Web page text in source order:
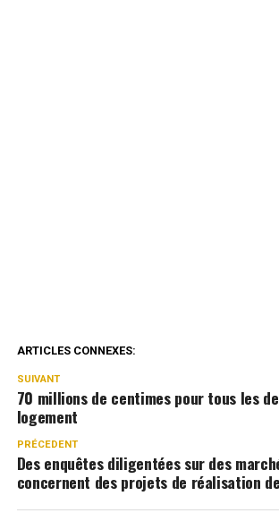
ARTICLES CONNEXES:
SUIVANT
70 millions de centimes pour tous les
logement
PRÉCEDENT
Des enquêtes diligentées sur des
concernent des projets de réalisation